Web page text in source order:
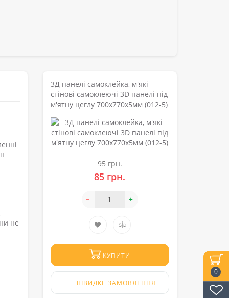
0
не
3Д панелі самоклейка, м'які
стінові самоклеючі 3D панелі під
м'ятну цеглу 700x770x5мм (012-5)
95 грн.
85 грн.
КУПИТИ
ШВИДКЕ ЗАМОВЛЕННЯ